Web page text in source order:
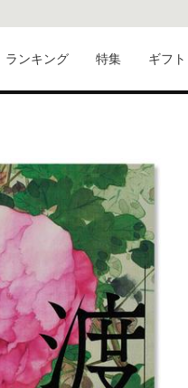
ランキング 特集 ギフト
eギフト